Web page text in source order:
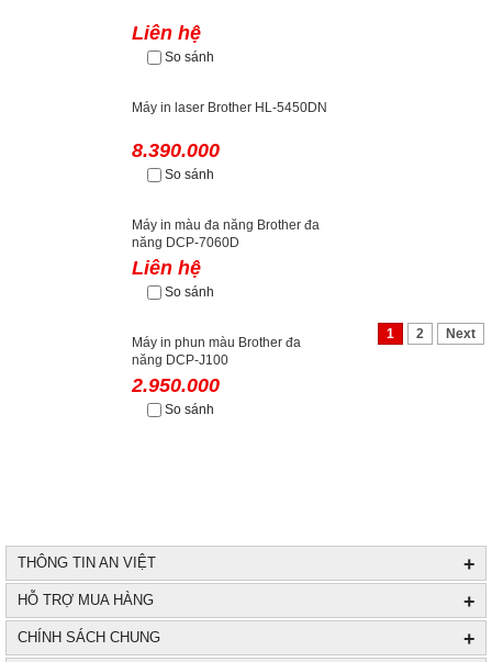
Liên hệ
So sánh
Máy in laser Brother HL-5450DN
8.390.000
So sánh
Máy in màu đa năng Brother đa
năng DCP-7060D
Liên hệ
So sánh
Máy in phun màu Brother đa
năng DCP-J100
2.950.000
So sánh
1 2 Next
THÔNG TIN AN VIỆT +
HỖ TRỢ MUA HÀNG +
CHÍNH SÁCH CHUNG +